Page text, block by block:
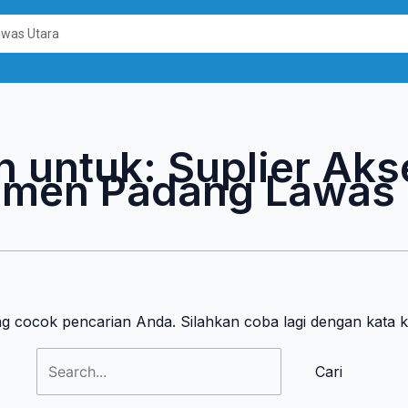
untuk: Suplier
Padang
cocok pencarian Anda. Silahkan coba lagi dengan kata
Cari
untuk: